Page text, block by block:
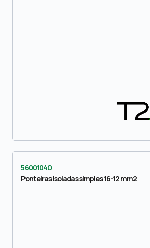
56001040
Ponteiras isoladas simples 16-12 mm2